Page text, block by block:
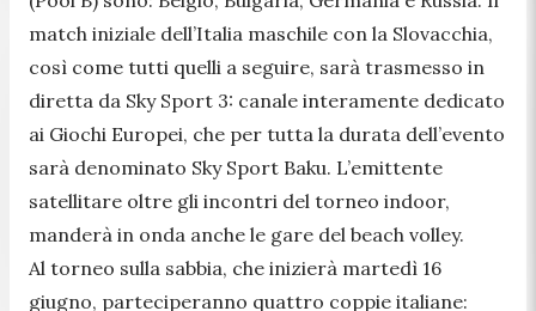
match iniziale dell’Italia maschile con la Slovacchia,
così come tutti quelli a seguire, sarà trasmesso in
diretta da Sky Sport 3: canale interamente dedicato
ai Giochi Europei, che per tutta la durata dell’evento
sarà denominato Sky Sport Baku. L’emittente
satellitare oltre gli incontri del torneo indoor,
manderà in onda anche le gare del beach volley.
Al torneo sulla sabbia, che inizierà martedì 16
giugno, parteciperanno quattro coppie italiane: